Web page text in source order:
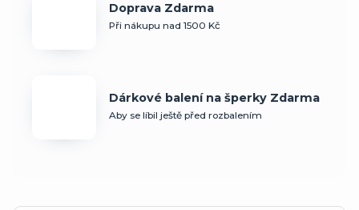
Doprava Zdarma
Při nákupu nad 1500 Kč
Dárkové balení na šperky Zdarma
Aby se líbil ještě před rozbalením